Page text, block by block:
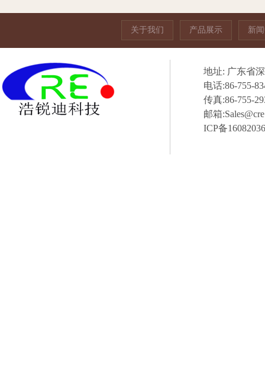
关于我们 产品展示 新
地址: 广东省
电话:86-755-
传真:86-755-
邮箱
ICP备